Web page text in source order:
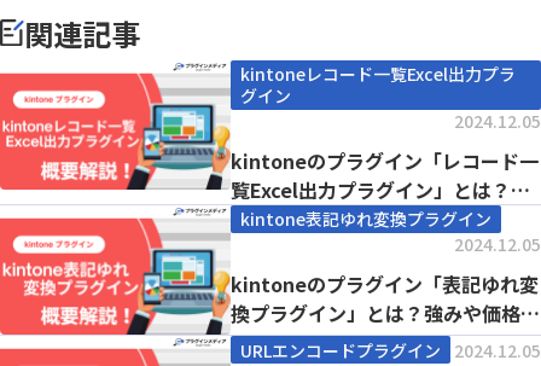
関連記事
kintoneレコード一覧Excel出力プラ
グイン
2024.12.05
kintoneのプラグイン「レコード一
覧Excel出力プラグイン」とは？強
みや価...
kintone表記ゆれ変換プラグイン
2024.12.05
kintoneのプラグイン「表記ゆれ変
換プラグイン」とは？強みや価格、
導入事例ま...
URLエンコードプラグイン 2024.12.05